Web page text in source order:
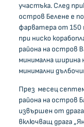
участъка. След
остров Белене е
фарватера от 150
при ниско
района на остров
минимална ширина
минимални
През месец
района на остров
извършен от
включващ драга